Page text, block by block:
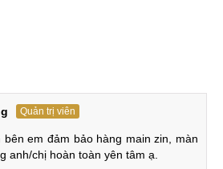
tương tự
của iPhone 11 Pro cũ, người dùng
với các sản phẩm iPhone 12 cũ và
ta nên chọn mẫu máy nào cho phù
so sánh sau đây.
iPhone 12 cũ
Quản trị viên
bên em đảm bảo hàng main zin, màn
anh/chị hoàn toàn yên tâm ạ.